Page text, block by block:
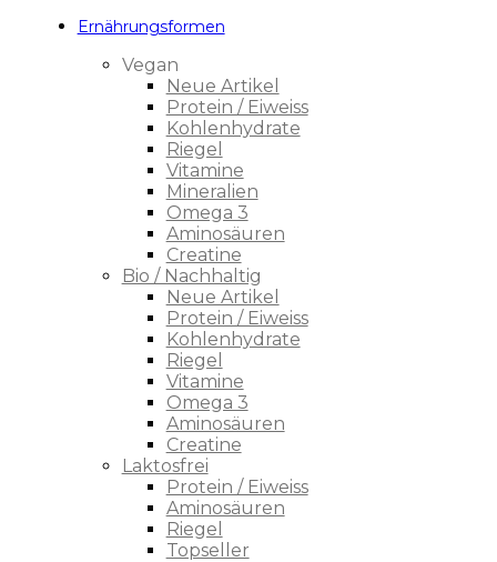
Ernährungsformen
Vegan
Neue Artikel
Protein / Eiweiss
Kohlenhydrate
Riegel
Vitamine
Mineralien
Omega 3
Aminosäuren
Creatine
Bio / Nachhaltig
Neue Artikel
Protein / Eiweiss
Kohlenhydrate
Riegel
Vitamine
Omega 3
Aminosäuren
Creatine
Laktosfrei
Protein / Eiweiss
Aminosäuren
Riegel
Topseller